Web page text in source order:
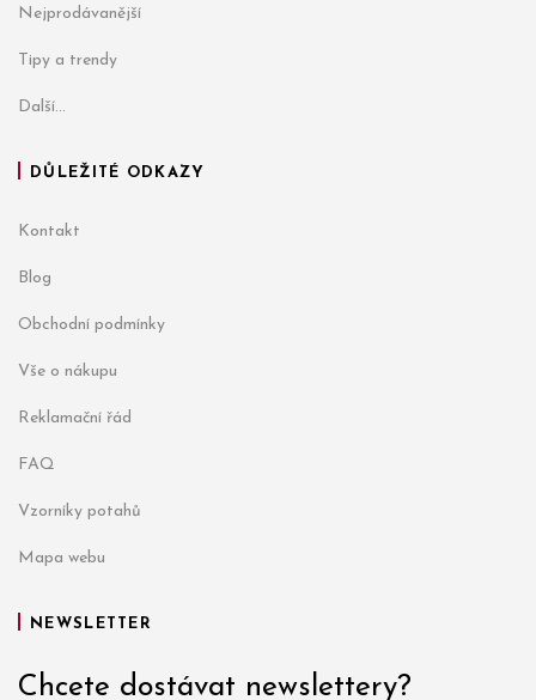
Nejprodávanější
Tipy a trendy
Další...
DŮLEŽITÉ ODKAZY
Kontakt
Blog
Obchodní podmínky
Vše o nákupu
Reklamační řád
FAQ
Vzorníky potahů
Mapa webu
NEWSLETTER
Chcete dostávat newslettery?